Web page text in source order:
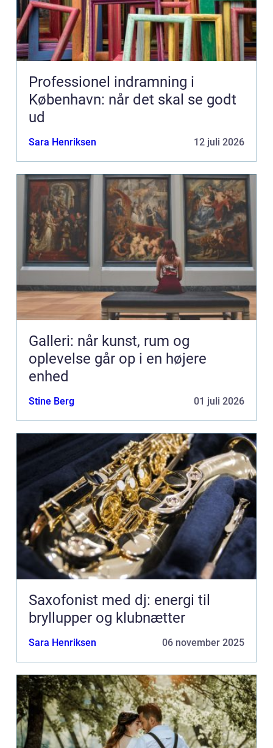
Professionel indramning i
København: når det skal se godt
ud
Sara Henriksen 12 juli 2026
Galleri: når kunst, rum og
oplevelse går op i en højere
enhed
Stine Berg 01 juli 2026
Saxofonist med dj: energi til
bryllupper og klubnætter
Sara Henriksen 06 november 2025